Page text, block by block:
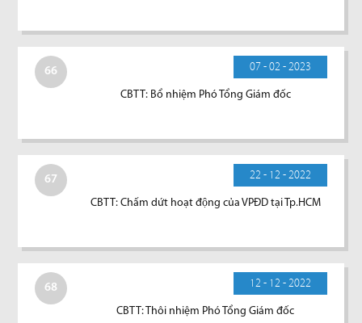
66 07 - 02 - 2023
CBTT: Bổ nhiệm Phó Tổng Giám đốc
67 22 - 12 - 2022
CBTT: Chấm dứt hoạt động của VPĐD tại Tp.HCM
68 12 - 12 - 2022
CBTT: Thôi nhiệm Phó Tổng Giám đốc